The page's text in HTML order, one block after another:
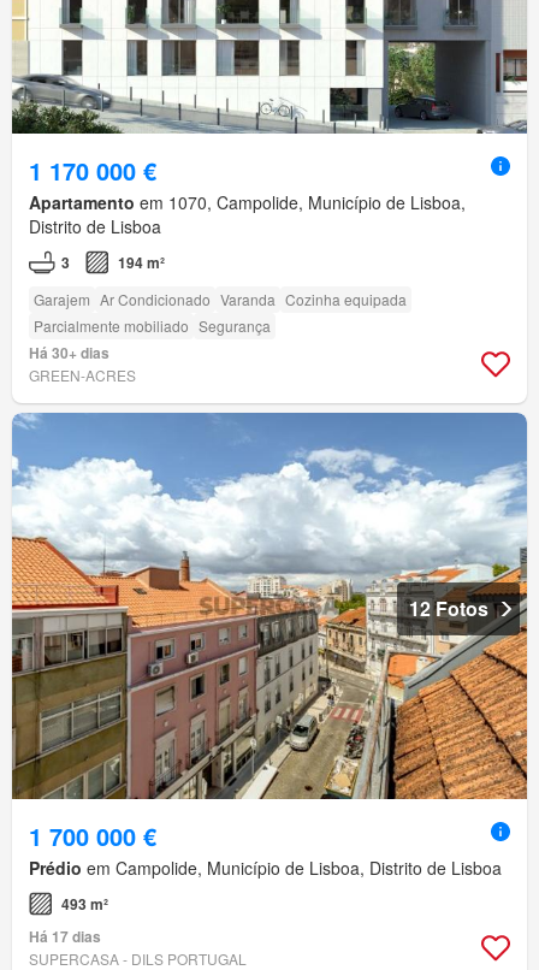
1 170 000 €
Apartamento em 1070, Campolide, Município de Lisboa,
Distrito de Lisboa
3 194 m²
Garajem Ar Condicionado Varanda Cozinha equipada
Parcialmente mobiliado Segurança
Há 30+ dias
GREEN-ACRES
12 Fotos
1 700 000 €
Prédio em Campolide, Município de Lisboa, Distrito de Lisboa
493 m²
Há 17 dias
SUPERCASA - DILS PORTUGAL